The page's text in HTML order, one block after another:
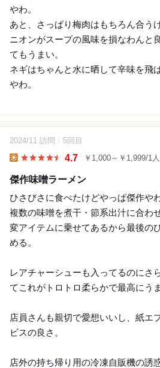
やわ。
あと、さっぱり梅肉はもちろん合う
ニオンがスープの風味を損なわんと
てもうまい。
ネギはちゃんと水に晒して辛味を飛
やわ。
2024/11 訪問 5回目
4.7 ￥1,000～￥1,999/1人
傑作味噌ラーメン
ひさびさに食べたけどやっぱ傑作や
複数の味噌を煮干・節系出汁に合わ
変アイテムに乗せてあるから最後の
める。
レアチャーシューも入ってるのにさ
てこれがトロトロ柔らかで最高にう
店員さんも親切で愛想いいし、紙エ
ビスの良さ。
店外の持ち帰り用の冷凍自販機の誘